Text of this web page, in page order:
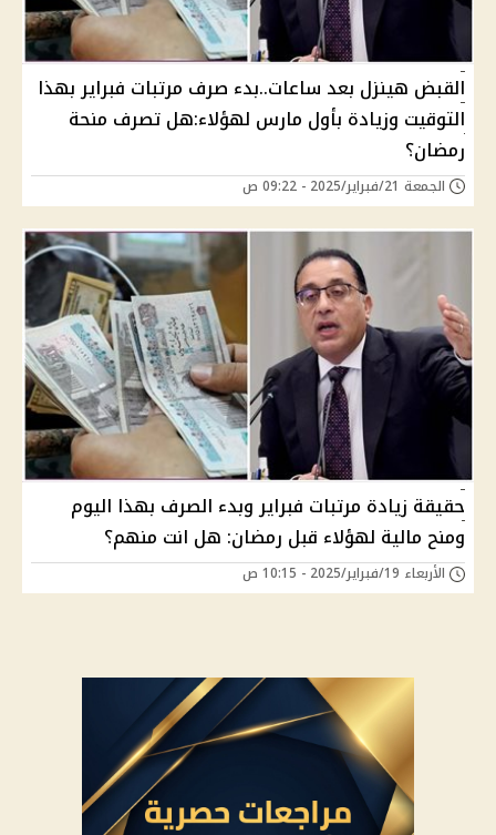
القبض هينزل بعد ساعات..بدء صرف مرتبات فبراير بهذا
التوقيت وزيادة بأول مارس لهؤلاء:هل تصرف منحة
رمضان؟
الجمعة 21/فبراير/2025 - 09:22 ص
حقيقة زيادة مرتبات فبراير وبدء الصرف بهذا اليوم
ومنح مالية لهؤلاء قبل رمضان: هل انت منهم؟
الأربعاء 19/فبراير/2025 - 10:15 ص